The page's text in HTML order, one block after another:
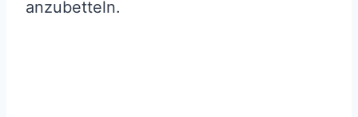
anzubetteln.